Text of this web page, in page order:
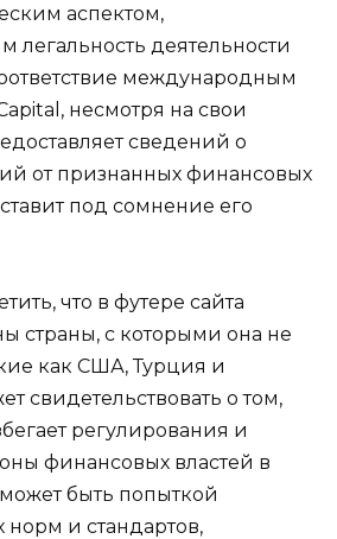
аспектом,
деятельности
международным
несмотря на свои
сведений о
от признанных финансовых
под сомнение его
что в футере сайта
страны, с которыми она не
как США, Турция и
свидетельствовать о том,
регулирования и
финансовых властей в
может быть попыткой
норм и стандартов,